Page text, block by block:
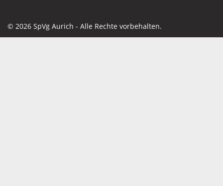
© 2026 SpVg Aurich - Alle Rechte vorbehalten.